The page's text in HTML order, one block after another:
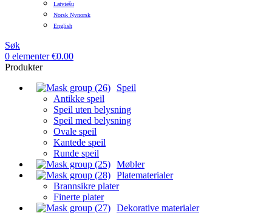
Latviešu
Norsk Nynorsk
English
Søk
0 elementer €0.00
Produkter
Speil
Antikke speil
Speil uten belysning
Speil med belysning
Ovale speil
Kantede speil
Runde speil
Møbler
Platematerialer
Brannsikre plater
Finerte plater
Dekorative materialer